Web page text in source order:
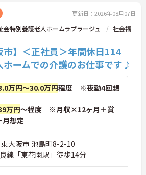
更新日：2026年08月07日
特別養護老人ホームラプラージュ
社会福
市】＜正社員＞年間休日114
ホームでの介護のお仕事です♪
万円～30.0万円程度 ※夜勤4回想
万円～程度 ※月収×12ヶ月＋賞
月想定
大阪市 池島町8-2-10
線「東花園駅」徒歩14分